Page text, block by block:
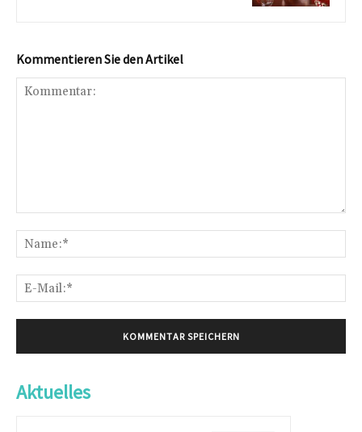
Kommentieren Sie den Artikel
Aktuelles